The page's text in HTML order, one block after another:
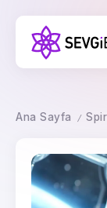
Ana Sayfa /